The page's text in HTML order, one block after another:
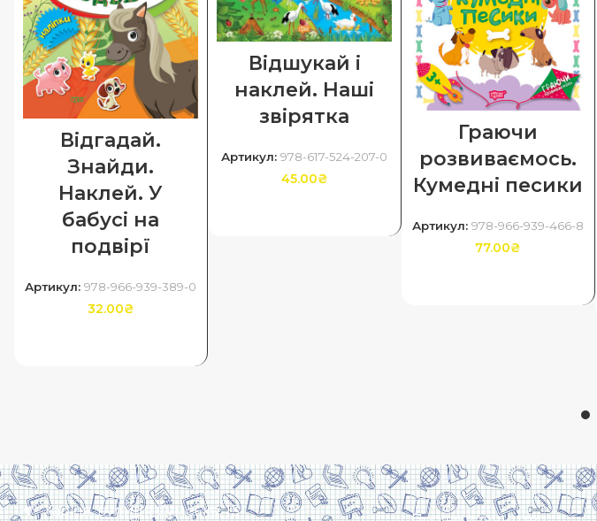
Відгадай.
Знайди.
Наклей. У
бабусі на
подвірї
Артикул: 978-966-939-389-0
32.00₴
Відшукай і
наклей. Наші
звірятка
Артикул: 978-617-524-207-0
45.00₴
Граючи
розвиваємось.
Кумедні песики
Артикул: 978-966-939-466-8
77.00₴
Харків, вулиця Сумська, 13